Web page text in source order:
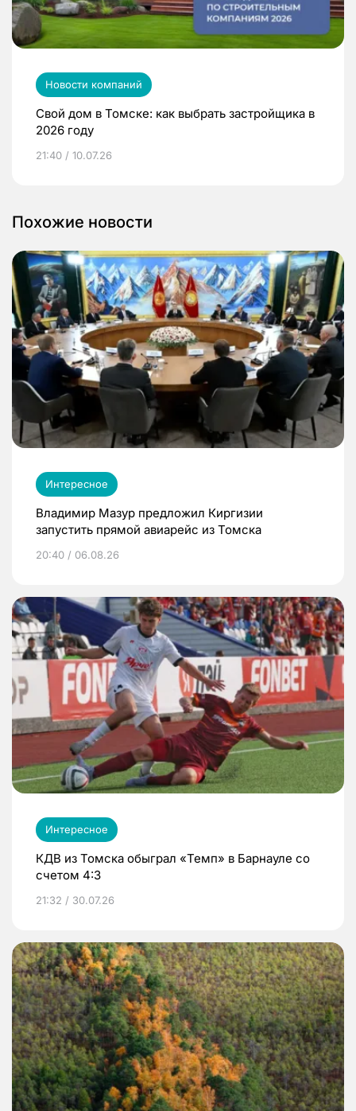
Новости компаний
Свой дом в Томске: как выбрать застройщика в
2026 году
21:40 / 10.07.26
Похожие новости
Интересное
Владимир Мазур предложил Киргизии
запустить прямой авиарейс из Томска
20:40 / 06.08.26
Интересное
КДВ из Томска обыграл «Темп» в Барнауле со
счетом 4:3
21:32 / 30.07.26